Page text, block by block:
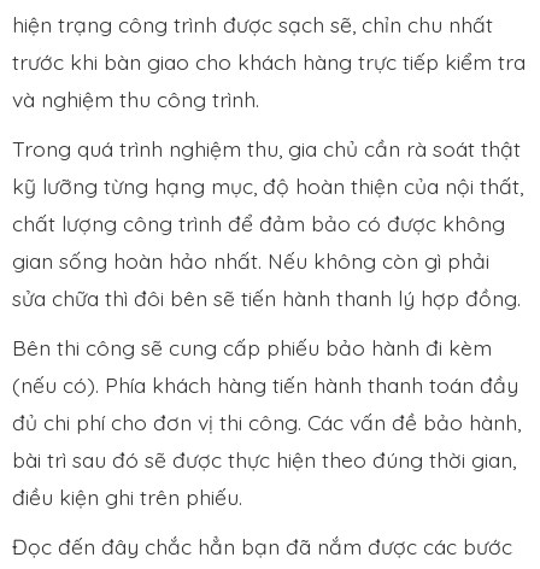
hiện trạng công trình được sạch sẽ, chỉn chu nhất
trước khi bàn giao cho khách hàng trực tiếp kiểm tra
và nghiệm thu công trình.
Trong quá trình nghiệm thu, gia chủ cần rà soát thật
kỹ lưỡng từng hạng mục, độ hoàn thiện của nội thất,
chất lượng công trình để đảm bảo có được không
gian sống hoàn hảo nhất. Nếu không còn gì phải
sửa chữa thì đôi bên sẽ tiến hành thanh lý hợp đồng.
Bên thi công sẽ cung cấp phiếu bảo hành đi kèm
(nếu có). Phía khách hàng tiến hành thanh toán đầy
đủ chi phí cho đơn vị thi công. Các vấn đề bảo hành,
bài trì sau đó sẽ được thực hiện theo đúng thời gian,
điều kiện ghi trên phiếu.
Đọc đến đây chắc hẳn bạn đã nắm được các bước